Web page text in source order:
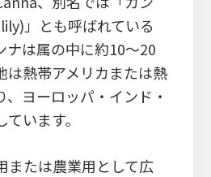
」とも呼ばれている
ナは属の中に約10～20
は熱帯アメリカまたは熱
、ヨーロッパ・インド・
います。
または農業用として広